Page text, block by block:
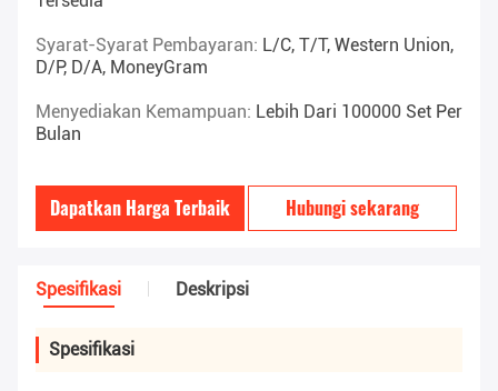
Syarat-Syarat Pembayaran: L/C, T/T, Western Union,
D/P, D/A, MoneyGram
Menyediakan Kemampuan: Lebih Dari 100000 Set Per
Bulan
Dapatkan Harga Terbaik Hubungi sekarang
Spesifikasi Deskripsi
Spesifikasi